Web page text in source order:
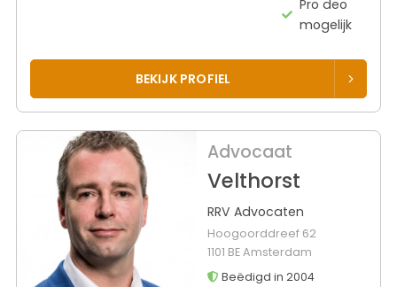
Pro deo
mogelijk
BEKIJK PROFIEL
Advocaat
Velthorst
RRV Advocaten
Hoogoorddreef 62
1101 BE Amsterdam
Beëdigd in 2004